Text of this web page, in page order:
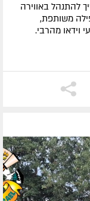
להתנהל באווירה
משותפת,
וידאו מהרבי.